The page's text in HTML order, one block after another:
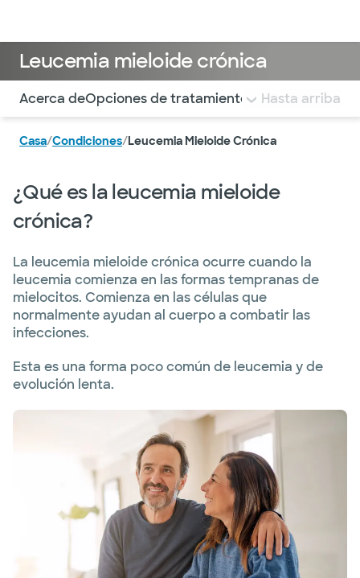
Leucemia mieloide crónica
Utilice esta navegación para saltar rápidamente a
Acerca deOpciones de tratamiento y atenciónApoyo
Hasta arriba
Casa/Condiciones/Leucemia Mieloide Crónica
¿Qué es la leucemia mieloide
crónica?
La leucemia mieloide crónica ocurre cuando la
leucemia comienza en las formas tempranas de
mielocitos. Comienza en las células que
normalmente ayudan al cuerpo a combatir las
infecciones.
Esta es una forma poco común de leucemia y de
evolución lenta.